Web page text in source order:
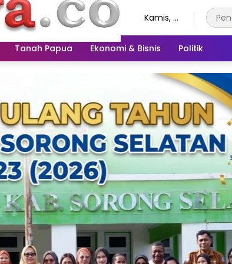
Kamis, 6
2026
Tanah Papua Ekonomi & Bisnis Politik